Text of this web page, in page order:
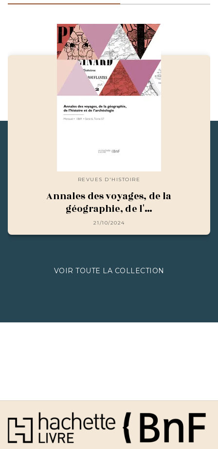
REVUES D'HISTOIRE
Annales des voyages, de la
géographie, de l'…
21/10/2024
VOIR TOUTE LA COLLECTION